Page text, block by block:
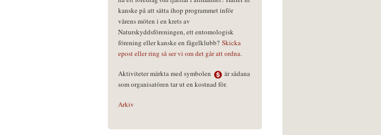
kanske på att sätta ihop programmet inför
vårens möten i en krets av
Naturskyddsföreningen, ett entomologisk
förening eller kanske en fågelklubb? Skicka
epost eller ring så ser vi om det går att ordna.
Aktiviteter märkta med symbolen
är sådana
som organisatören tar ut en kostnad för.
Arkiv